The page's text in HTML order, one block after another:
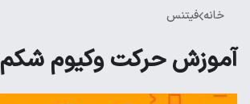
خانه فیتنس
آموزش حرکت وکیوم شکم